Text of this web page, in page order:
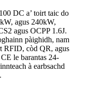
DC a’ toirt taic do
agus 240kW,
agus OCPP 1.6J.
pàighidh, nam
RFID, còd QR, agus
le barantas 24-
à earbsachd